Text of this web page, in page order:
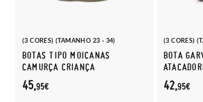
(3 CORES) (TAMANHO 23 - 34)
BOTAS TIPO MOICANAS
CAMURÇA CRIANÇA
45,95€
(3 CORES)
BOTA
42,95€